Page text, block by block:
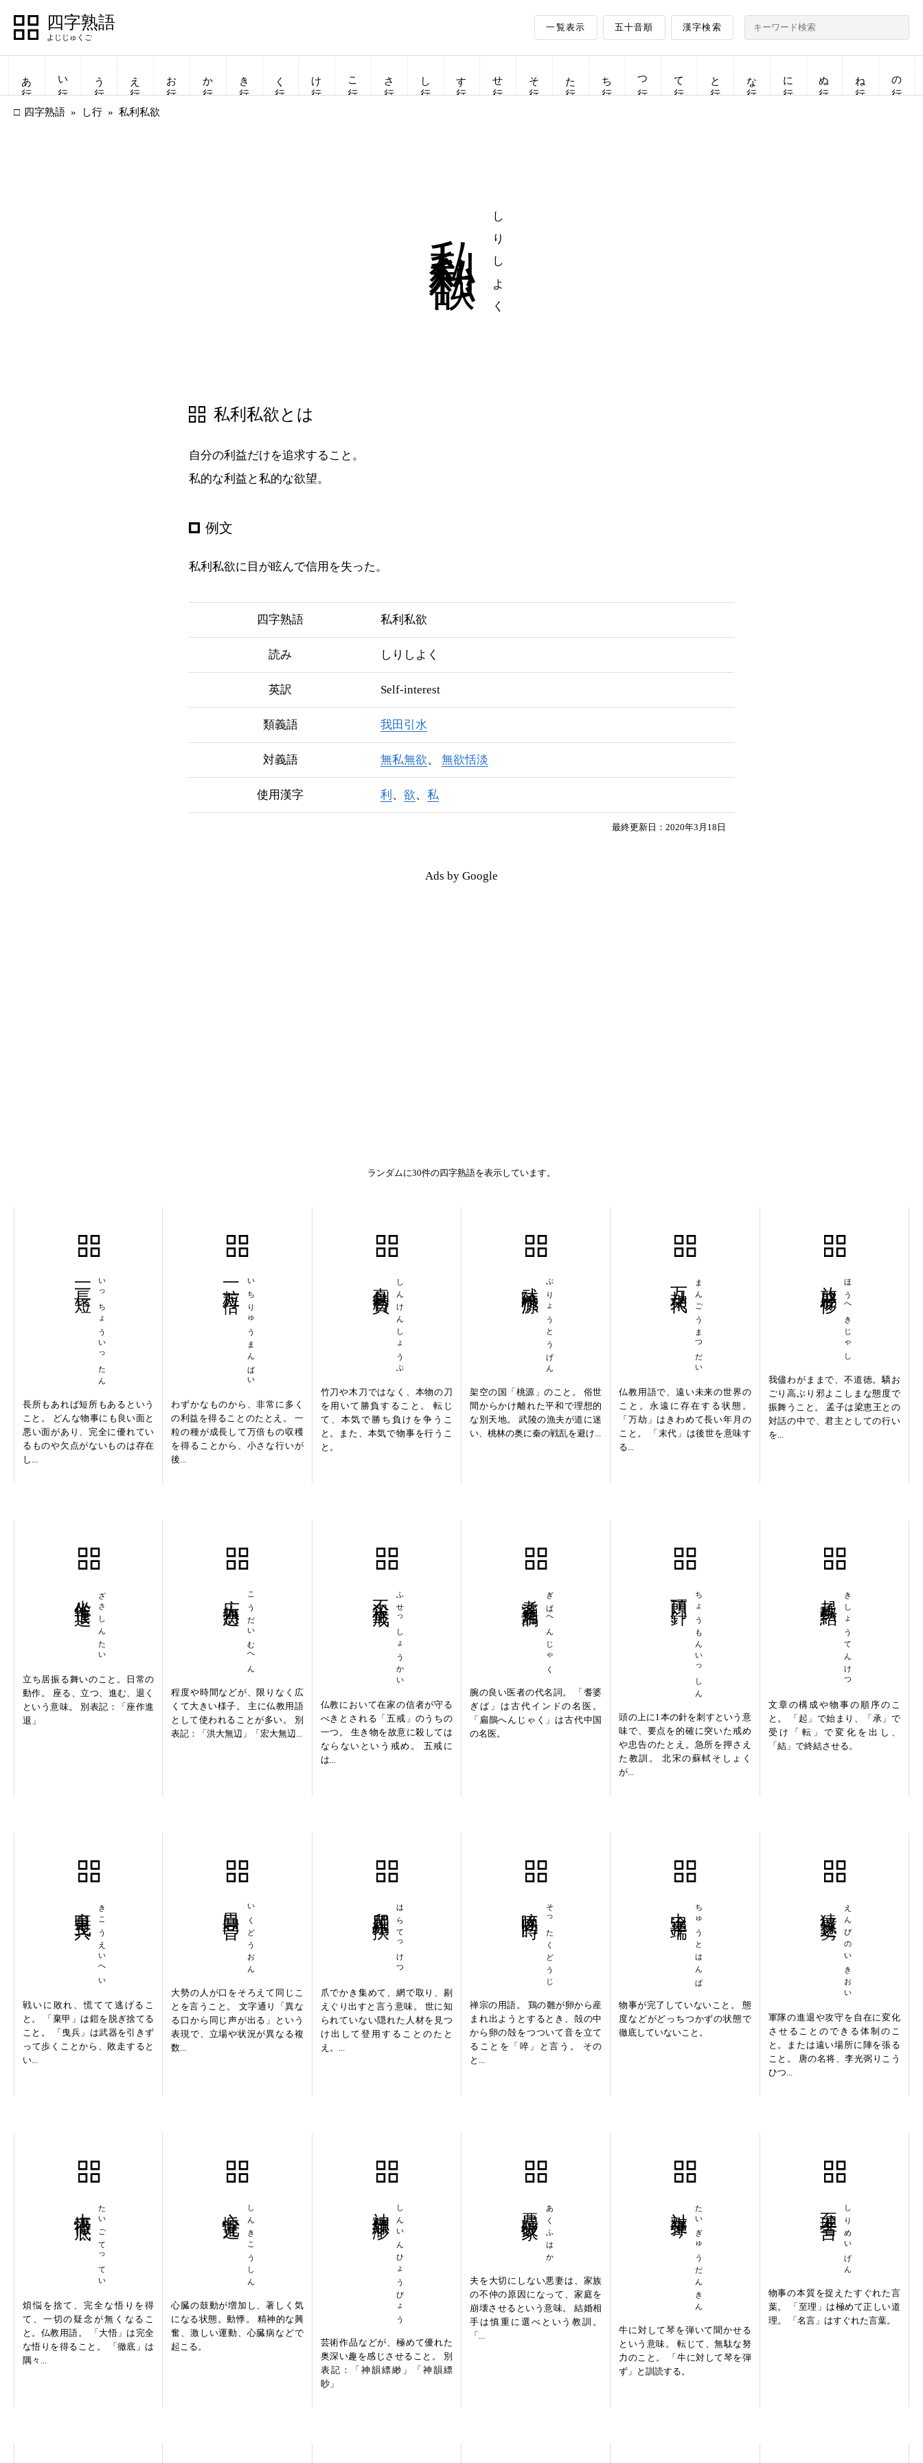
四字熟語 一覧表示 五十音順 漢字検索
あ行 い行 う行 え行 お行 か行 き行 く行 け行 こ行 さ行 し行 す行 せ行 そ行 た行 ち行 つ行 て行 と行 な行 に行 ぬ行 ね行 の行
四字熟語 し行 私利私欲
しりしよく
私利私欲とは
自分の利益だけを追求すること。
私的な利益と私的な欲望。
例文
私利私欲に目が眩んで信用を失った。
四字熟語 私利私欲
読み しりしよく
英訳 Self-interest
類義語 我田引水
対義語 無私無欲 無欲恬淡
使用漢字 利 、 欲、 私
最終更新日：2020年3月18日
Ads by Google
ランダムに30件の四字熟語を表示しています。
いっちょういったん
一長一短
長所もあれば短所もあるという
こと。 どんな物事にも良い面と
悪い面があり、完全に優れてい
るものや欠点がないものは存在
し...
いちりゅうまんばい
一粒万倍
わずかなものから、非常に多く
の利益を得ることのたとえ。 一
粒の種が成長して万倍もの収穫
を得ることから、小さな行いが
後...
しんけんしょうぶ
竹刀や木刀ではなく、本物の刀
を用いて勝負すること。 転じ
て、本気で勝ち負けを争うこ
と。また、本気で物事を行うこ
と。
ぶりょうとうげん
架空の国「桃源」のこと。 俗世
間からかけ離れた平和で理想的
な別天地。 武陵の漁夫が道に迷
い、桃林の奥に秦の戦乱を避け...
まんごうまつだい
仏教用語で、遠い未来の世界の
こと。永遠に存在する状態。
「万劫」はきわめて長い年月の
こと。 「末代」は後世を意味す
る...
ほうへきじゃし
我儘わがままで、不道徳。驕お
ごり高ぶり邪よこしまな態度で
振舞うこと。 孟子は梁恵王との
対話の中で、君主としての行い
を...
ざさしんたい
立ち居振る舞いのこと。日常の
動作。 座る、立つ、進む、退く
という意味。 別表記：「座作進
退」
こうだいむへん
程度や時間などが、限りなく広
くて大きい様子。 主に仏教用語
として使われることが多い。 別
表記：「洪大無辺」「宏大無辺...
ふせっしょうかい
仏教において在家の信者が守る
べきとされる「五戒」のうちの
一つ。 生き物を故意に殺しては
ならないという戒め。 五戒に
は...
ぎばへんじゃく
腕の良い医者の代名詞。 「耆婆
ぎば」は古代インドの名医。
「扁鵲へんじゃく」は古代中国
の名医。
ちょうもんいっしん
頭の上に1本の針を刺すという意
味で、要点を的確に突いた戒め
や忠告のたとえ。急所を押さえ
た教訓。 北宋の蘇軾そしょく
が...
きしょうてんけつ
文章の構成や物事の順序のこ
と。 「起」で始まり、「承」で
受け「転」で変化を出し、
「結」で終結させる。
きこうえいへい
戦いに敗れ、慌てて逃げるこ
と。 「棄甲」は鎧を脱ぎ捨てる
こと。 「曳兵」は武器を引きず
って歩くことから、敗走すると
い...
いくどうおん
大勢の人が口をそろえて同じこ
とを言うこと。 文字通り「異な
る口から同じ声が出る」という
表現で、立場や状況が異なる複
数...
はらてっけつ
爪でかき集めて、網で取り、剔
えぐり出すと言う意味。 世に知
られていない隠れた人材を見つ
け出して登用することのたと
え。...
そったくどうじ
禅宗の用語。 鶏の雛が卵から産
まれ出ようとするとき、殻の中
から卵の殻をつついて音を立て
ることを「啐」と言う。 その
と...
ちゅうとはんぱ
物事が完了していないこと。 態
度などがどっちつかずの状態で
徹底していないこと。
えんぴのいきおい
軍隊の進退や攻守を自在に変化
させることのできる体制のこ
と。または遠い場所に陣を張る
こと。 唐の名将、李光弼りこう
ひつ...
たいごてってい
煩悩を捨て、完全な悟りを得
て、一切の疑念が無くなるこ
と。仏教用語。 「大悟」は完全
な悟りを得ること。 「徹底」は
隅々...
しんきこうしん
心臓の鼓動が増加し、著しく気
になる状態。動悸。 精神的な興
奮、激しい運動、心臓病などで
起こる。
しんいんひょうびょう
芸術作品などが、極めて優れた
奥深い趣を感じさせること。 別
表記：「神韻縹緲」「神韻縹
眇」
あくふはか
夫を大切にしない悪妻は、家族
の不仲の原因になって、家庭を
崩壊させるという意味。 結婚相
手は慎重に選べという教訓。
「...
たいぎゅうだんきん
牛に対して琴を弾いて聞かせる
という意味。 転じて、無駄な努
力のこと。 「牛に対して琴を弾
ず」と訓読する。
しりめいげん
物事の本質を捉えたすぐれた言
葉。 「至理」は極めて正しい道
理。 「名言」はすぐれた言葉。